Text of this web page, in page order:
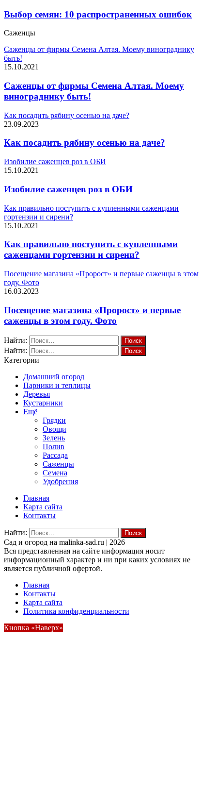
Выбор семян: 10 распространенных ошибок
Саженцы
Саженцы от фирмы Семена Алтая. Моему винограднику
быть!
15.10.2021
Саженцы от фирмы Семена Алтая. Моему
винограднику быть!
Как посадить рябину осенью на даче?
23.09.2023
Как посадить рябину осенью на даче?
Изобилие саженцев роз в ОБИ
15.10.2021
Изобилие саженцев роз в ОБИ
Как правильно поступить с купленными саженцами
гортензии и сирени?
15.10.2021
Как правильно поступить с купленными
саженцами гортензии и сирени?
Посещение магазина «Пророст» и первые саженцы в этом
году. Фото
16.03.2023
Посещение магазина «Пророст» и первые
саженцы в этом году. Фото
Найти:
Найти:
Категории
Домашний огород
Парники и теплицы
Деревья
Кустарники
Ещё
Грядки
Овощи
Зелень
Полив
Рассада
Саженцы
Семена
Удобрения
Главная
Карта сайта
Контакты
Найти:
Cад и огород на malinka-sad.ru | 2026
Вся представленная на сайте информация носит
информационный характер и ни при каких условиях не
является публичной офертой.
Главная
Контакты
Карта сайта
Политика конфиденциальности
Кнопка «Наверх»